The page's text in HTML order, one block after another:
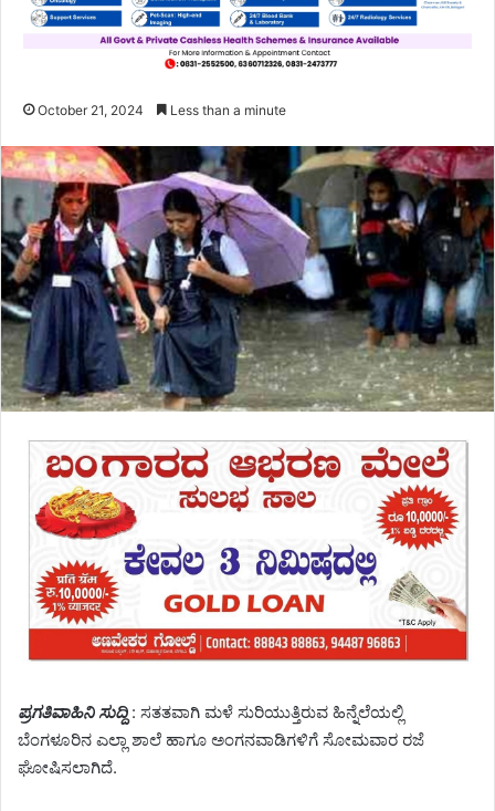
October 21, 2024 Less than a minute
ಪ್ರಗತಿವಾಹಿನಿ ಸುದ್ದಿ: ಸತತವಾಗಿ ಮಳೆ ಸುರಿಯುತ್ತಿರುವ ಹಿನ್ನೆಲೆಯಲ್ಲಿ
ಬೆಂಗಳೂರಿನ ಎಲ್ಲಾ ಶಾಲೆ ಹಾಗೂ ಅಂಗನವಾಡಿಗಳಿಗೆ ಸೋಮವಾರ ರಜೆ
ಘೋಷಿಸಲಾಗಿದೆ.